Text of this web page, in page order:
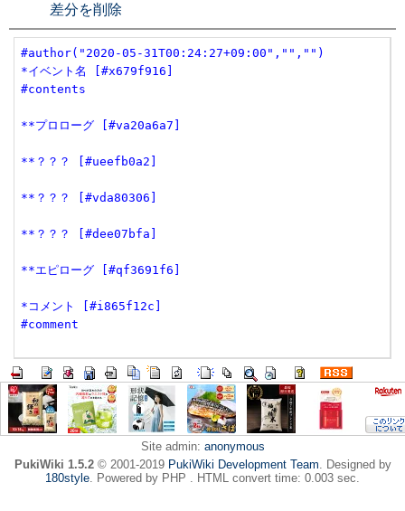
差分を削除
#author("2020-05-31T00:24:27+09:00","","")
*イベント名 [#x679f916]
#contents
**プロローグ [#va20a6a7]
**？？？ [#ueefb0a2]
**？？？ [#vda80306]
**？？？ [#dee07bfa]
**エピローグ [#qf3691f6]
*コメント [#i865f12c]
#comment
Site admin: anonymous
PukiWiki 1.5.2© 2001-2019 PukiWiki Development Team. Designed by
180style. Powered by PHP . HTML convert time: 0.003 sec.